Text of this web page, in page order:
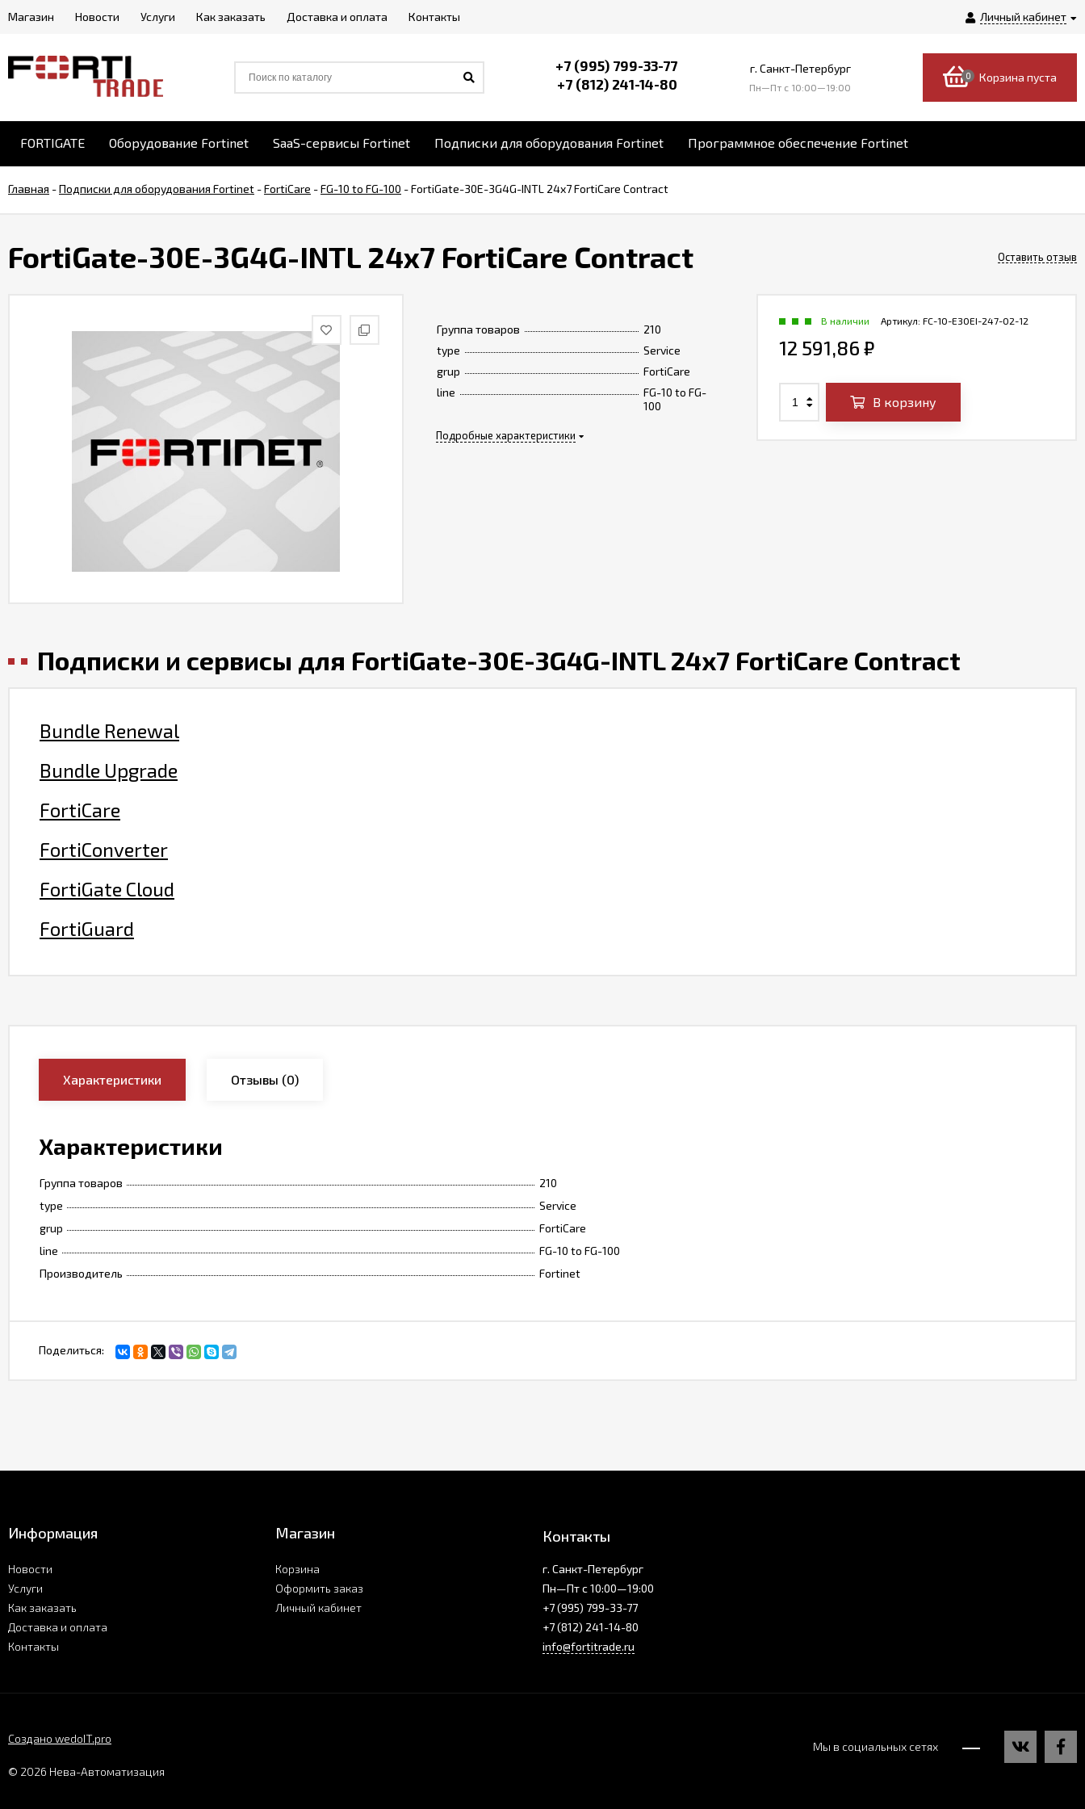
Личный кабинет
Магазин Новости Услуги Как заказать Доставка и оплата Контакты
+7 (995) 799-33-77
+7 (812) 241-14-80
г. Санкт-Петербург
Пн—Пт c 10:00—19:00
0 Корзина пуста
FORTIGATE Оборудование Fortinet SaaS-сервисы Fortinet Подписки для оборудования Fortinet Программное обеспечение Fortinet
Главная -Подписки для оборудования Fortinet -FortiCare -FG-10 to FG-100 -FortiGate-30E-3G4G-INTL 24x7 FortiCare Contract
FortiGate-30E-3G4G-INTL 24x7 FortiCare Contract Оставить отзыв
Группа товаров
210
type
Service
grup
FortiCare
line
FG-10 to FG-
100
Подробные характеристики
Артикул: FC-10-E30EI-247-02-12
В наличии
12 591,86 ₽
В корзину
Подписки и сервисы для FortiGate-30E-3G4G-INTL 24x7 FortiCare Contract
Bundle Renewal
Bundle Upgrade
FortiCare
FortiConverter
FortiGate Cloud
FortiGuard
Характеристики Отзывы (0)
Характеристики
Группа товаров
210
type
Service
grup
FortiCare
line
FG-10 to FG-100
Производитель
Fortinet
Поделиться:
Информация
Новости
Услуги
Как заказать
Доставка и оплата
Контакты
Магазин
Корзина
Оформить заказ
Личный кабинет
Контакты
г. Санкт-Петербург
Пн—Пт с 10:00—19:00
+7 (995) 799-33-77
+7 (812) 241-14-80
info@fortitrade.ru
Мы в социальных сетях
Создано wedoIT.pro
© 2026 Нева-Автоматизация